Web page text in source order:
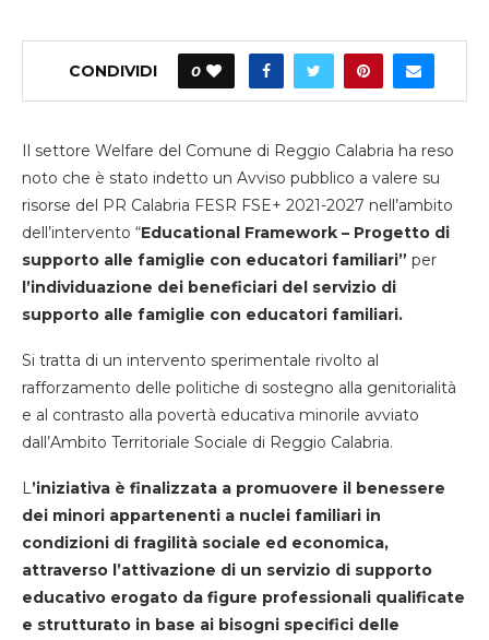
CONDIVIDI 0
Il settore Welfare del Comune di Reggio Calabria ha reso
noto che è stato indetto un Avviso pubblico a valere su
risorse del PR Calabria FESR FSE+ 2021-2027 nell’ambito
dell’intervento “Educational Framework – Progetto di
supporto alle famiglie con educatori familiari” per
l’individuazione dei beneficiari del servizio di
supporto alle famiglie con educatori familiari.
Si tratta di un intervento sperimentale rivolto al
rafforzamento delle politiche di sostegno alla genitorialità
e al contrasto alla povertà educativa minorile avviato
dall’Ambito Territoriale Sociale di Reggio Calabria.
L’iniziativa è finalizzata a promuovere il benessere
dei minori appartenenti a nuclei familiari in
condizioni di fragilità sociale ed economica,
attraverso l’attivazione di un servizio di supporto
educativo erogato da figure professionali qualificate
e strutturato in base ai bisogni specifici delle